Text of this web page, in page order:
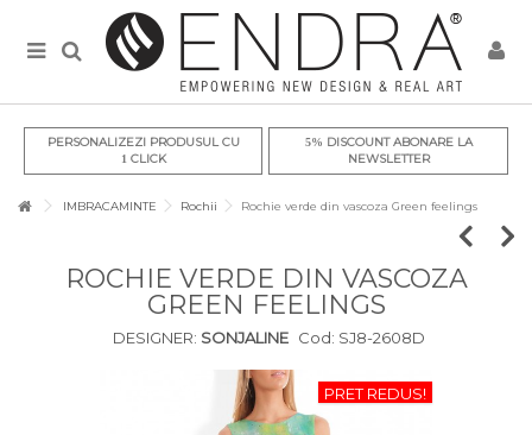
PERSONALIZEZI PRODUSUL CU
1CLICK
5% DISCOUNT ABONARE LA
NEWSLETTER
IMBRACAMINTE Rochii Rochie verde din vascoza Green feelings
ROCHIE VERDE DIN VASCOZA
GREEN FEELINGS
DESIGNER: SONJALINE Cod: SJ8-2608D
PRET REDUS!